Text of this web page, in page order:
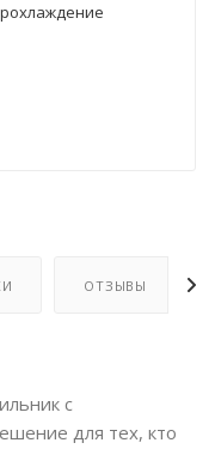
ОТЗЫВЫ
с
для тех, кто